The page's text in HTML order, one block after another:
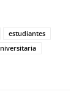
estudiantes